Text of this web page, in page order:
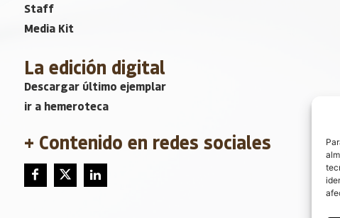
Staff
Media Kit
La edición digital
Descargar último ejemplar
ir a hemeroteca
+ Contenido en redes sociales